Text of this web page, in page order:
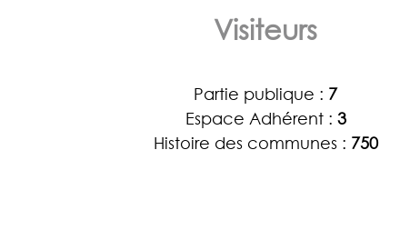
Visiteurs
Partie publique : 7
Espace Adhérent : 3
Histoire des communes : 750